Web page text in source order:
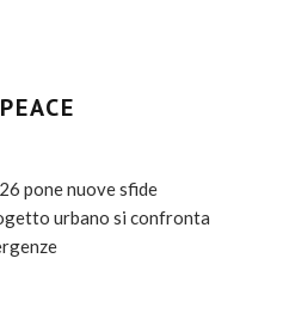
pone nuove sfide
urbano si confronta